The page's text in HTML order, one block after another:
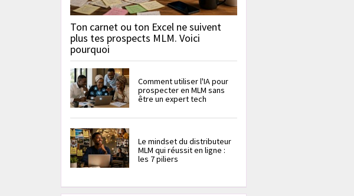
Ton carnet ou ton Excel ne suivent
plus tes prospects MLM. Voici
pourquoi
Comment utiliser l'IA pour
prospecter en MLM sans
être un expert tech
Le mindset du distributeur
MLM qui réussit en ligne :
les 7 piliers